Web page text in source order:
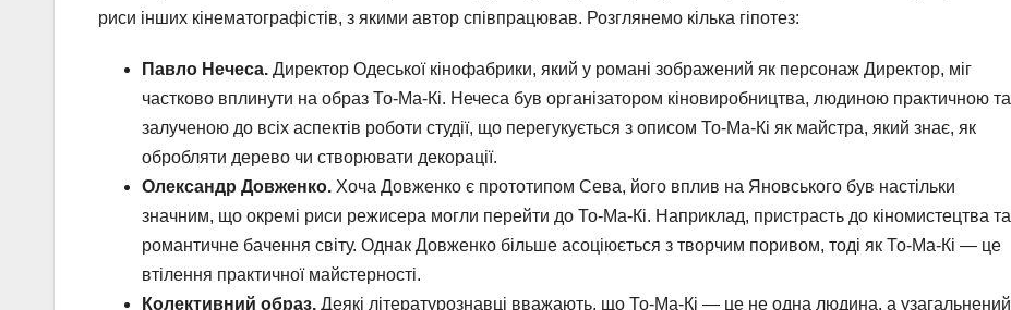
риси інших кінематографістів, з якими автор співпрацював. Розглянемо кілька гіпотез:
Павло Нечеса. Директор Одеської кінофабрики, який у романі зображений як персонаж Директор, міг
частково вплинути на образ То-Ма-Кі. Нечеса був організатором кіновиробництва, людиною практичною та
залученою до всіх аспектів роботи студії, що перегукується з описом То-Ма-Кі як майстра, який знає, як
обробляти дерево чи створювати декорації.
Олександр Довженко. Хоча Довженко є прототипом Сева, його вплив на Яновського був настільки
значним, що окремі риси режисера могли перейти до То-Ма-Кі. Наприклад, пристрасть до кіномистецтва та
романтичне бачення світу. Однак Довженко більше асоціюється з творчим поривом, тоді як То-Ма-Кі — це
втілення практичної майстерності.
Колективний образ. Деякі літературознавці вважають, що То-Ма-Кі — це не одна людина, а узагальнений